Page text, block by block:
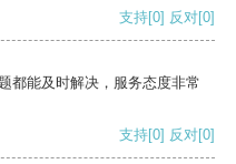
支持[0] 反对[0]
都能及时解决，服务态度非常
支持[0] 反对[0]